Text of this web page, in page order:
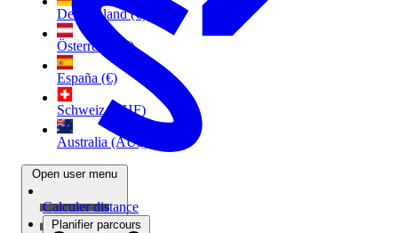
Deutschland (€)
Österreich (€)
España (€)
Schweiz (CHF)
Australia (AU$)
Open user menu
Calculer distance
Planifier parcours